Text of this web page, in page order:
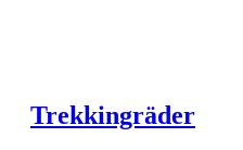
Trekkingräder